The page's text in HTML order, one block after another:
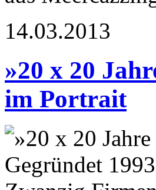
14.03.2013
»20 x 20
im Portrait